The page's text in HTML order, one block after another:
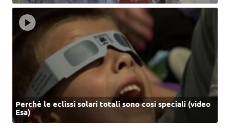
Perché le eclissi solari totali sono così speciali (video
Esa)